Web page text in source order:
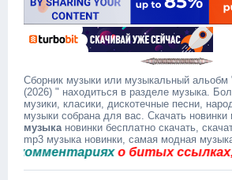
Сборник музыки или музыкальный альобм
(2026) " находиться в разделе музыка.
музики, класики, дискотечные песни,
музыки собрана для вас. Скачать новинки
музыкановинки бесплатно скачать,
mp3 музыка новинки, самая модная
о битых ссылках,